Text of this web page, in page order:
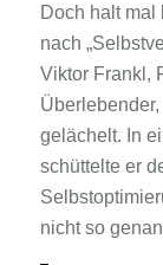
Doch halt mal
nach
Viktor Frankl,
gelächelt. In
schüttelte er
nicht so